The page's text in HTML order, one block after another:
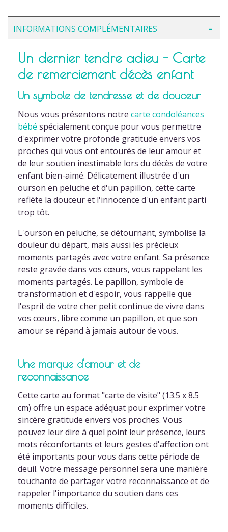
INFORMATIONS COMPLÉMENTAIRES
Un dernier tendre adieu - Carte
de remerciement décès enfant
Un symbole de tendresse et de douceur
Nous vous présentons notre carte condoléances
bébé spécialement conçue pour vous permettre
d'exprimer votre profonde gratitude envers vos
proches qui vous ont entourés de leur amour et
de leur soutien inestimable lors du décès de votre
enfant bien-aimé. Délicatement illustrée d'un
ourson en peluche et d'un papillon, cette carte
reflète la douceur et l'innocence d'un enfant parti
trop tôt.
L'ourson en peluche, se détournant, symbolise la
douleur du départ, mais aussi les précieux
moments partagés avec votre enfant. Sa présence
reste gravée dans vos cœurs, vous rappelant les
moments partagés. Le papillon, symbole de
transformation et d'espoir, vous rappelle que
l'esprit de votre cher petit continue de vivre dans
vos cœurs, libre comme un papillon, et que son
amour se répand à jamais autour de vous.
Une marque d'amour et de
reconnaissance
Cette carte au format "carte de visite" (13.5 x 8.5
cm) offre un espace adéquat pour exprimer votre
sincère gratitude envers vos proches. Vous
pouvez leur dire à quel point leur présence, leurs
mots réconfortants et leurs gestes d'affection ont
été importants pour vous dans cette période de
deuil. Votre message personnel sera une manière
touchante de partager votre reconnaissance et de
rappeler l'importance du soutien dans ces
moments difficiles.